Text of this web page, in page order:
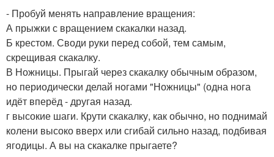
- Пробуй менять направление вращения:
А прыжки с вращением скакалки назад.
Б крестом. Своди руки перед собой, тем самым,
скрещивая скакалку.
В Ножницы. Прыгай через скакалку обычным образом,
но периодически делай ногами "Ножницы" (одна нога
идёт вперёд - другая назад.
г высокие шаги. Крути скакалку, как обычно, но поднимай
колени высоко вверх или сгибай сильно назад, подбивая
ягодицы. А вы на скакалке прыгаете?